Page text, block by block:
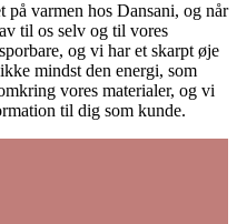
på varmen hos Dansani, og når
til os selv og til vores
og vi har et skarpt øje
mindst den energi, som
vores materialer, og vi
til dig som kunde.